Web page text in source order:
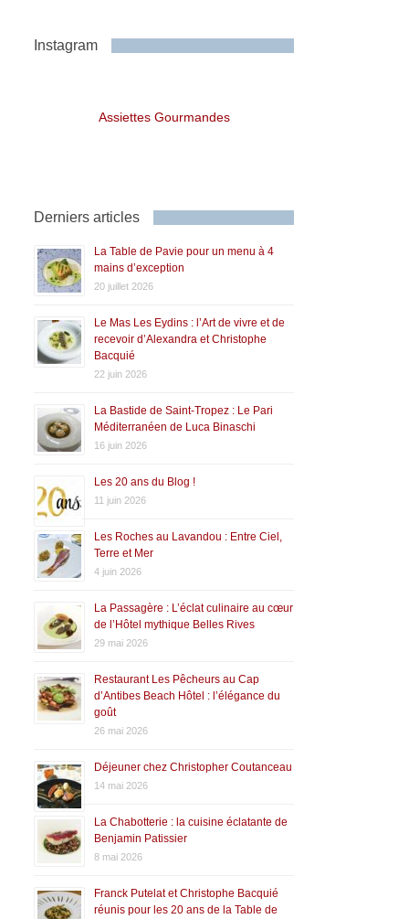
Instagram
Assiettes Gourmandes
Derniers articles
La Table de Pavie pour un menu à 4
mains d’exception
20 juillet 2026
Le Mas Les Eydins : l’Art de vivre et de
recevoir d’Alexandra et Christophe
Bacquié
22 juin 2026
La Bastide de Saint-Tropez : Le Pari
Méditerranéen de Luca Binaschi
16 juin 2026
Les 20 ans du Blog !
11 juin 2026
Les Roches au Lavandou : Entre Ciel,
Terre et Mer
4 juin 2026
La Passagère : L’éclat culinaire au cœur
de l’Hôtel mythique Belles Rives
29 mai 2026
Restaurant Les Pêcheurs au Cap
d’Antibes Beach Hôtel : l’élégance du
goût
26 mai 2026
Déjeuner chez Christopher Coutanceau
14 mai 2026
La Chabotterie : la cuisine éclatante de
Benjamin Patissier
8 mai 2026
Franck Putelat et Christophe Bacquié
réunis pour les 20 ans de la Table de